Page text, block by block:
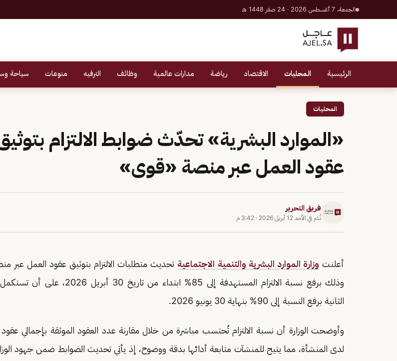
الجمعة، 7 أغسطس 2026 · 24 صفر 1448 هـ
الرئيسية المحليات الاقتصاد رياضة مدارات عالمية وظائف الترفيه منوعات سياحة
المحليات
«الموارد البشرية» تحدّث ضوابط الالتزام
عقود العمل عبر منصة «قوى»
فريق التحرير
نُشر في الأحد 12 أبريل 2026 · 3:42 م
أعلنت وزارة الموارد البشرية والتنمية الاجتماعية تحديث متطلبات الالتزام بتوثيق عقود العمل عبر
وذلك برفع نسبة الالتزام المستهدفة إلى 85% ابتداء من تاريخ 30
الثانية برفع النسبة إلى 90% بنهاية 30 يونيو 2026.
وأوضحت الوزارة أن نسبة الالتزام تُحتسب مباشرة من خلال مقارنة عدد العقود الموثقة بإجمالي عقود
لدى المنشأة، مما يتيح للمنشآت متابعة أدائها بدقة ووضوح، إذ يأتي تحديث الضوابط ضمن جهود